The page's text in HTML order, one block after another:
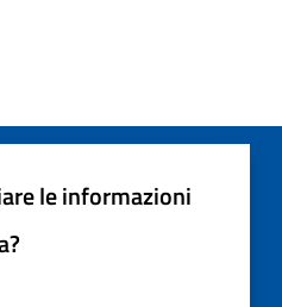
le informazioni